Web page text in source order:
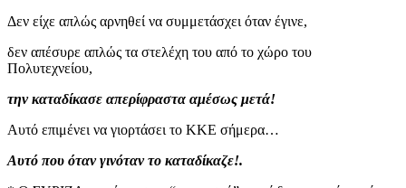
Δεν είχε απλώς αρνηθεί να συμμετάσχει όταν έγινε,
δεν απέσυρε απλώς τα στελέχη του από το χώρο του
Πολυτεχνείου,
την καταδίκασε απερίφραστα αμέσως μετά!
Αυτό επιμένει να γιορτάσει το ΚΚΕ σήμερα…
Αυτό που όταν γινόταν το καταδίκαζε!.